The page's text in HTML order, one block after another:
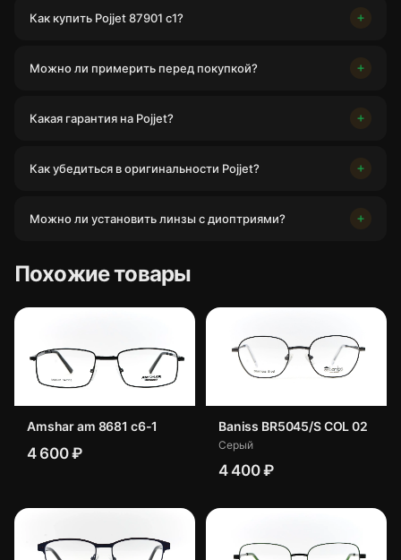
Как купить Pojjet 87901 с1?
Можно ли примерить перед покупкой?
Какая гарантия на Pojjet?
Как убедиться в оригинальности Pojjet?
Можно ли установить линзы с диоптриями?
Похожие товары
Amshar am 8681 c6-1
4 600 ₽
Baniss BR5045/S COL 02
Серый
4 400 ₽